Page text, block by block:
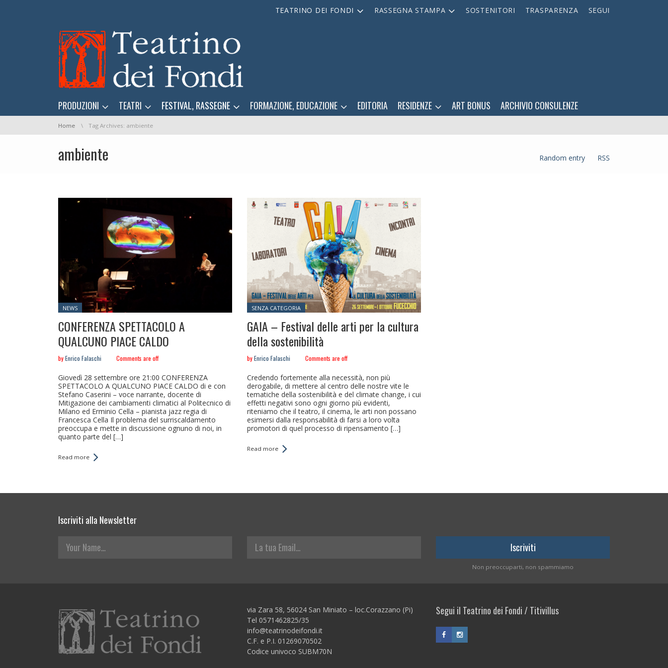
TEATRINO DEI FONDI RASSEGNA STAMPA SOSTENITORI TRASPARENZA SEGUI
Skip navigation
PRODUZIONI TEATRI FESTIVAL, RASSEGNE FORMAZIONE, EDUCAZIONE EDITORIA RESIDENZE ART BONUS ARCHIVIO CONSULENZE
You are here:
Home Tag Archives: ambiente
ambiente Random entry RSS
Posted
NEWS
CONFERENZA SPETTACOLO A
QUALCUNO PIACE CALDO
byEnrico Falaschi Comments are off
Giovedì 28 settembre ore 21:00 CONFERENZA
SPETTACOLO A QUALCUNO PIACE CALDO di e con
Stefano Caserini – voce narrante, docente di
Mitigazione dei cambiamenti climatici al Politecnico di
Milano ed Erminio Cella – pianista jazz regia di
Francesca Cella Il problema del surriscaldamento
preoccupa e mette in discussione ognuno di noi, in
quanto parte del […]
Read more
Posted in:
SENZA CATEGORIA
GAIA – Festival delle arti per la cultura
della sostenibilità
byEnrico Falaschi Comments are off
Credendo fortemente alla necessità, non più
derogabile, di mettere al centro delle nostre vite le
tematiche della sostenibilità e del climate change, i cui
effetti negativi sono ogni giorno più evidenti,
riteniamo che il teatro, il cinema, le arti non possano
esimersi dalla responsabilità di farsi a loro volta
promotori di quel processo di ripensamento […]
Read more
Iscriviti alla Newsletter
Non preoccuparti, non spammiamo
via Zara 58, 56024 San Miniato – loc.Corazzano (Pi)
Tel 0571462825/35
info@teatrinodeifondi.it
C.F. e P.I. 01269070502
Codice univoco SUBM70N
Segui il Teatrino dei Fondi / Titivillus